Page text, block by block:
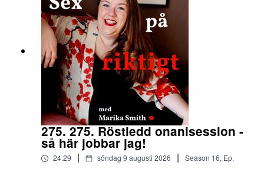
coaching för singlar, par och flersamma
Onlinekurseri alla möjliga sorters sex
Instagram: Sexinspiration
275. 275. Röstledd onanisession -
så här jobbar jag!
24:29 | söndag 9 augusti 2026 | Season 16, Ep.